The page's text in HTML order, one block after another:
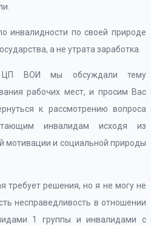
инвалидности по своей природе
а не утрата заработка.
ЦП ВОИ мы обсуждали тему
рабочих мест, и просим Вас
к рассмотрению вопроса
инвалидам исходя из
мотивации и социальной природы
требует решения, но я не могу не
несправедливость в отношении
1 группы и инвалидами с